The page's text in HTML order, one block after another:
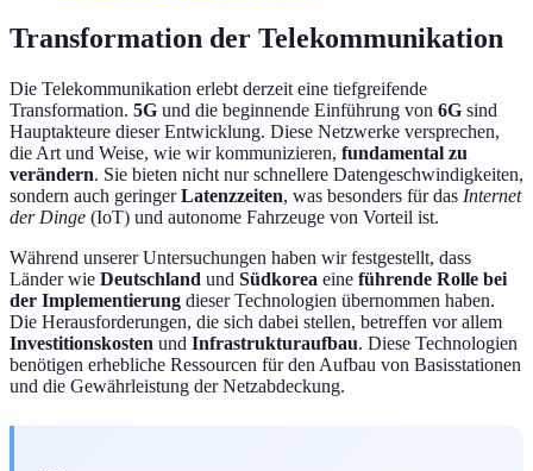
Transformation der Telekommunikation
Die Telekommunikation erlebt derzeit eine tiefgreifende
Transformation. 5G und die beginnende Einführung von 6G sind
Hauptakteure dieser Entwicklung. Diese Netzwerke versprechen,
die Art und Weise, wie wir kommunizieren, fundamental zu
verändern. Sie bieten nicht nur schnellere Datengeschwindigkeiten,
sondern auch geringerLatenzzeiten, was besonders für das Internet
der Dinge (IoT) und autonome Fahrzeuge von Vorteil ist.
Während unserer Untersuchungen haben wir festgestellt, dass
Länder wie Deutschland und Südkorea eine führende Rolle bei
der Implementierung dieser Technologien übernommen haben.
Die Herausforderungen, die sich dabei stellen, betreffen vor allem
Investitionskosten und Infrastrukturaufbau. Diese Technologien
benötigen erhebliche Ressourcen für den Aufbau von Basisstationen
und die Gewährleistung der Netzabdeckung.